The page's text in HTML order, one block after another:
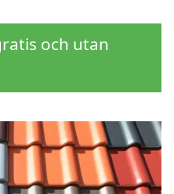
och utan